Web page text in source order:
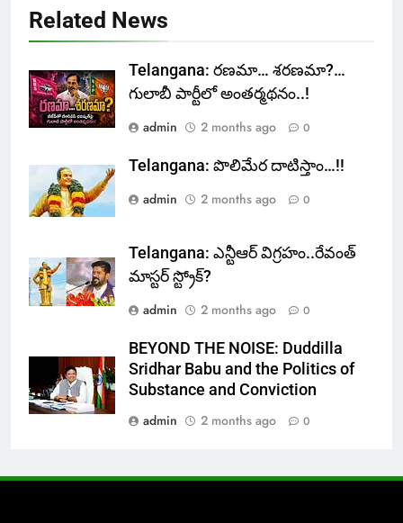
Related News
Telangana: రణమా… శరణమా?…
గులాబీ పార్టీలో అంతర్మథనం..!
admin
2 months ago 0
Telangana: పొలిమేర దాటిస్తాం…!!
admin
2 months ago 0
Telangana: ఎన్టీఆర్ విగ్రహం..రేవంత్
మాస్టర్ స్ట్రోక్‌?
admin
2 months ago 0
BEYOND THE NOISE: Duddilla
Sridhar Babu and the Politics of
Substance and Conviction
admin
2 months ago 0